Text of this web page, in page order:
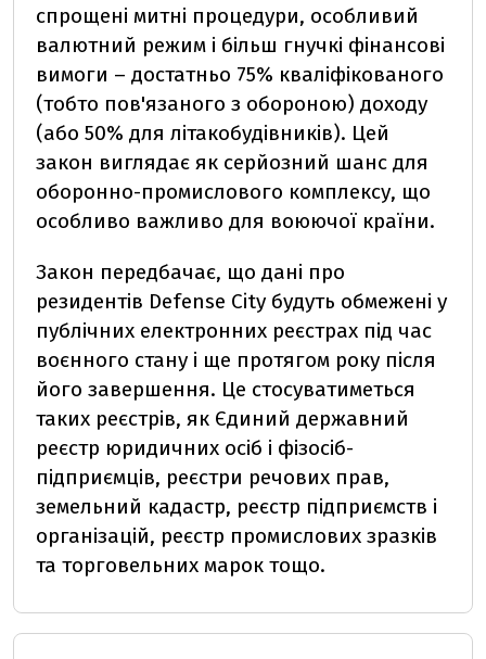
спрощені митні процедури, особливий
валютний режим і більш гнучкі фінансові
вимоги – достатньо 75% кваліфікованого
(тобто пов'язаного з обороною) доходу
(або 50% для літакобудівників). Цей
закон виглядає як серйозний шанс для
оборонно-промислового комплексу, що
особливо важливо для воюючої країни.
Закон передбачає, що дані про
резидентів Defense City будуть обмежені у
публічних електронних реєстрах під час
воєнного стану і ще протягом року після
його завершення. Це стосуватиметься
таких реєстрів, як Єдиний державний
реєстр юридичних осіб і фізосіб-
підприємців, реєстри речових прав,
земельний кадастр, реєстр підприємств і
організацій, реєстр промислових зразків
та торговельних марок тощо.